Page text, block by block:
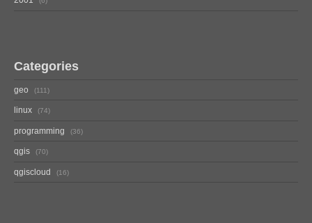
Categories
geo 111
linux 74
programming 36
qgis 70
qgiscloud 16